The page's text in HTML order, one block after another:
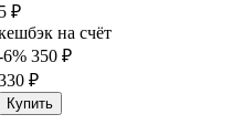
5 ₽
на счёт
6% 350 ₽
₽
Купить